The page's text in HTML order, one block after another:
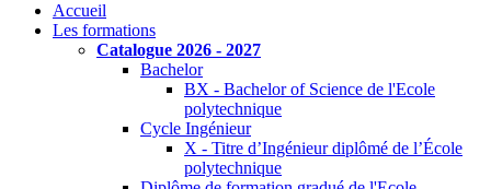
Accueil
Les formations
Catalogue 2026 - 2027
Bachelor
BX - Bachelor of Science de l'Ecole
polytechnique
Cycle Ingénieur
X - Titre d’Ingénieur diplômé de l’École
polytechnique